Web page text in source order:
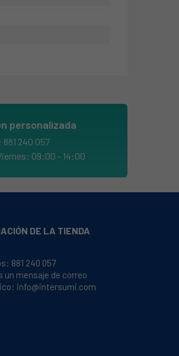
personalizada
240 057
09:00 - 14:00
DE LA TIENDA
881 240 057
un mensaje de correo
info@intersumi.com